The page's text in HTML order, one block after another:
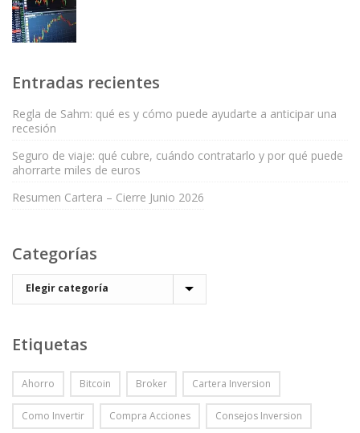
Entradas recientes
Regla de Sahm: qué es y cómo puede ayudarte a anticipar una
recesión
Seguro de viaje: qué cubre, cuándo contratarlo y por qué puede
ahorrarte miles de euros
Resumen Cartera – Cierre Junio 2026
Categorías
Etiquetas
Ahorro Bitcoin Broker Cartera Inversion
Como Invertir Compra Acciones Consejos Inversion